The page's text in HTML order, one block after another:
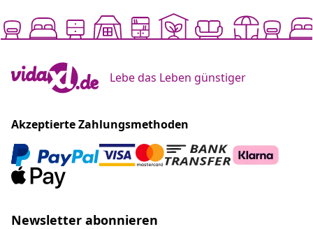
Lebe das Leben günstiger
Akzeptierte Zahlungsmethoden
Newsletter abonnieren